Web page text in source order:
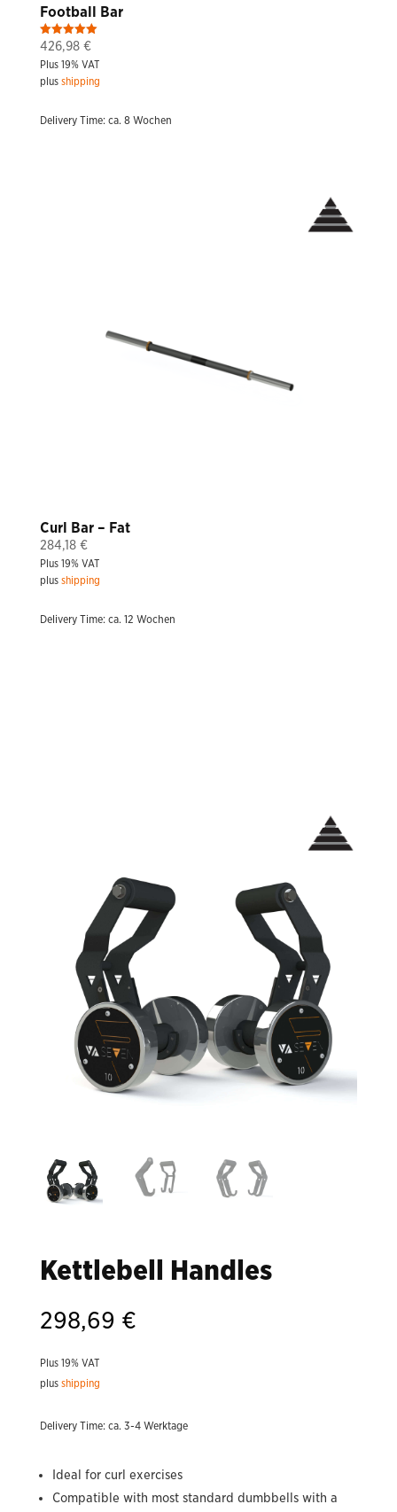
Football Bar
Rated
out of 5
426,98 €
Plus 19% VAT
plus shipping
Delivery Time: ca. 8 Wochen
Curl Bar – Fat
284,18 €
Plus 19% VAT
plus shipping
Delivery Time: ca. 12 Wochen
Kettlebell Handles
298,69 €
Plus 19% VAT
plus shipping
Delivery Time: ca. 3-4 Werktage
Ideal for curl exercises
Compatible with most standard dumbbells with a